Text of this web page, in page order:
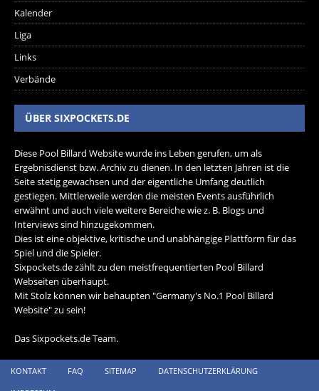
Kalender
Liga
Links
Verbände
ÜBER SIXPOCKETS.DE
Diese Pool Billard Website wurde ins Leben gerufen, um als
Ergebnisdienst bzw. Archiv zu dienen. In den letzten Jahren ist die
Seite stetig gewachsen und der eigentliche Umfang deutlich
gestiegen. Mittlerweile werden die meisten Events ausführlich
erwähnt und auch viele weitere Bereiche wie z. B. Blogs und
Interviews sind hinzugekommen.
Dies ist eine objektive, kritische und unabhängige Plattform für das
Spiel und die Spieler.
Sixpockets.de zählt zu den meistfrequentierten Pool Billard
Webseiten überhaupt.
Mit Stolz können wir behaupten "Germany's No.1 Pool Billard
Website" zu sein!
Das Sixpockets.de Team.
KONTAKT FAQ SITEMAP DATENSCHUTZERKLÄRUNG